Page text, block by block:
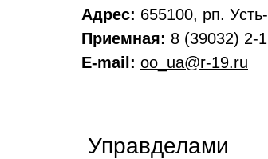
Адрес: 655100, рп.
Приемная: 8 (39032) 2-
E-mail: oo_ua@r-19.ru
Управделами